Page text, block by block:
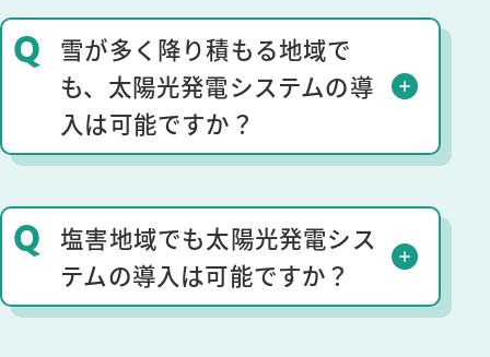
Q
雪が多く降り積もる地域で
も、太陽光発電システムの導
入は可能ですか？
Q
塩害地域でも太陽光発電シス
テムの導入は可能ですか？